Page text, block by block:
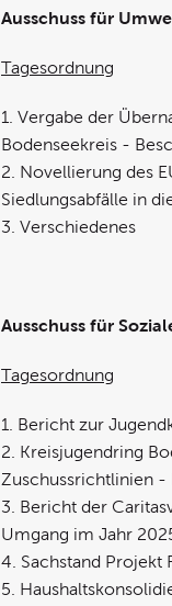
Ausschuss für
Tagesordnung
1. Vergabe der
Bodenseekreis -
2. Novellierung des
Siedlungsabfälle in
3. Verschiedenes
Ausschuss für
Tagesordnung
1. Bericht zur
2. Kreisjugendring
Zuschussrichtlinien -
3. Bericht der
Umgang im Jahr
4. Sachstand Projekt
5.